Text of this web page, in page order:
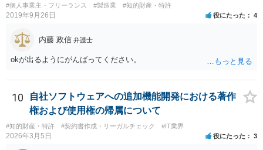
して契約を見送られた方が良いように思います。
#個人事業主・フリーランス
#製造業 #知的財産・特許
2019年9月26日 役にたった 4
内藤 政信 弁護士
okが出るようにがんばってください。
10
自社ソフトウェアへの追加機能開発における著作
権および使用権の帰属について
#知的財産・特許 #契約書作成・リーガルチェック #IT業界
2026年3月5日 役にたった 3